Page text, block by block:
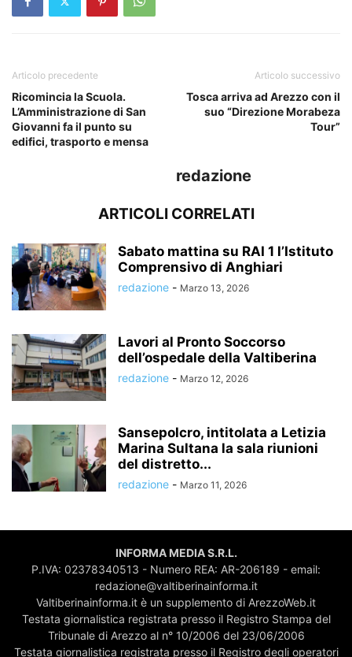
Articolo precedente
Ricomincia la Scuola.
L’Amministrazione di San
Giovanni fa il punto su
edifici, trasporto e mensa
Articolo successivo
Tosca arriva ad Arezzo con il
suo “Direzione Morabeza
Tour”
redazione
ARTICOLI CORRELATI
Sabato mattina su RAI 1 l’Istituto
Comprensivo di Anghiari
redazione - Marzo 13, 2026
Lavori al Pronto Soccorso
dell’ospedale della Valtiberina
redazione - Marzo 12, 2026
Sansepolcro, intitolata a Letizia
Marina Sultana la sala riunioni
del distretto...
redazione - Marzo 11, 2026
INFORMA MEDIA S.R.L.
P.IVA: 02378340513 - Numero REA: AR-206189 - email:
redazione@valtiberinainforma.it
Valtiberinainforma.it è un supplemento di ArezzoWeb.it
Testata giornalistica registrata presso il Registro Stampa del
Tribunale di Arezzo al n° 10/2006 del 23/06/2006
Testata giornalistica registrata presso il Registro degli operatori